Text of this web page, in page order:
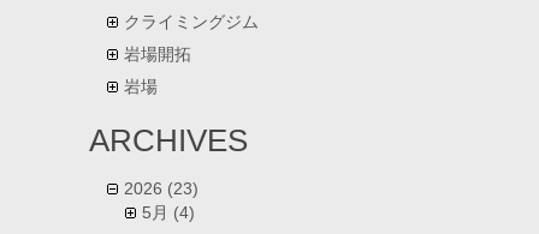
クライミングジム
岩場開拓
岩場
ARCHIVES
2026 (23)
5月 (4)